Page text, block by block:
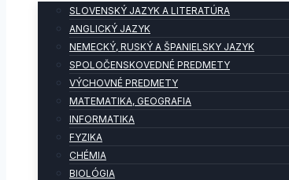
SLOVENSKÝ JAZYK A LITERATÚRA
ANGLICKÝ JAZYK
NEMECKÝ, RUSKÝ A ŠPANIELSKY JAZYK
SPOLOČENSKOVEDNÉ PREDMETY
VÝCHOVNÉ PREDMETY
MATEMATIKA, GEOGRAFIA
INFORMATIKA
FYZIKA
CHÉMIA
BIOLÓGIA